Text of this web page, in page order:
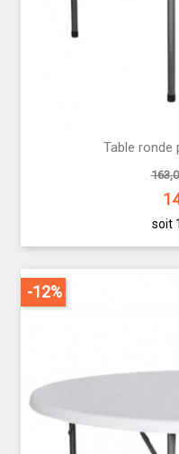
Table ronde
soit
-12%